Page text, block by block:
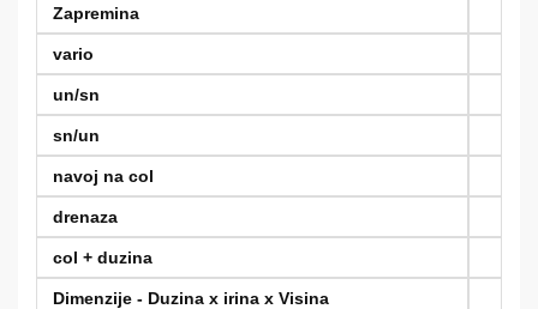
Zapremina
vario
un/sn
sn/un
navoj na col
drenaza
col + duzina
Dimenzije - Duzina x irina x Visina